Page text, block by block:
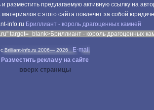
разместить предлагаемую активную ссылку на
с этого сайта повлечет за собой
info.ru Бриллиант - король драгоценных камней
target=_blank>Бриллиант - король драгоценных
c Brilliant-info.ru 2006— 2026
E-mail
Разместить рекламу на сайте
вверх страницы